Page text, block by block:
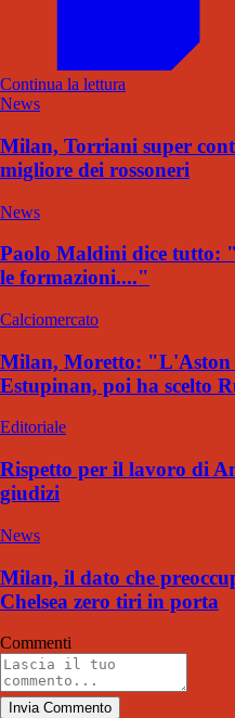
Continua la lettura
News
Milan, Torriani super
migliore dei rossoneri
News
Paolo Maldini dice tutto:
le formazioni...."
Calciomercato
Milan, Moretto: "L'Aston
Estupinan, poi ha scelto
Editoriale
Rispetto per il lavoro di
giudizi
News
Milan, il dato che
Chelsea zero tiri in porta
Commenti
Invia Commento